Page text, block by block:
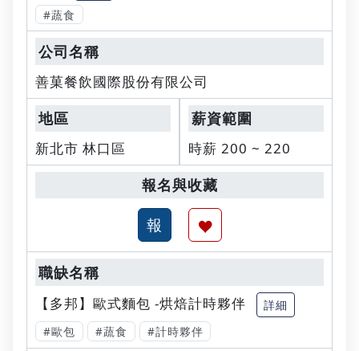
#蔬食
善菓餐飲國際股份有限公司
新北市 林口區 時薪 200 ~ 220
【多邦】歐式麵包 -烘焙計時夥伴
詳細
#歐包
#蔬食 #計時夥伴